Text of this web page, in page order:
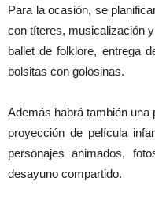
Para la ocasión, se
con títeres, musicalización
ballet de folklore, entrega
bolsitas con golosinas.
Además habrá también una
proyección de película
personajes animados,
desayuno compartido.